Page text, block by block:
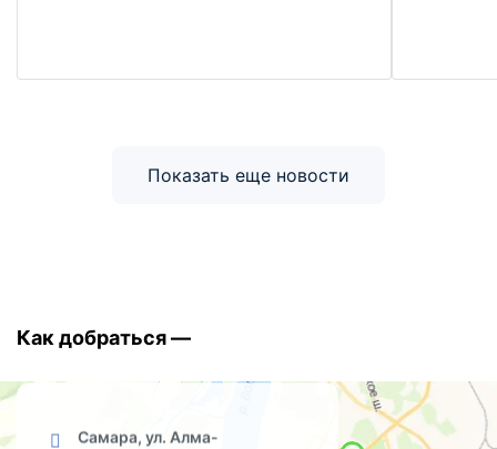
Показать еще новости
Как добраться —
Самара, ул. Алма-